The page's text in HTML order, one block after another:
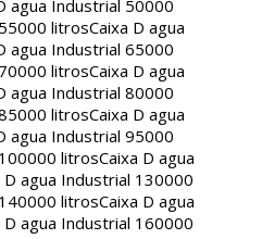
agua Industrial 50000
litrosCaixa D agua
agua Industrial 65000
litrosCaixa D agua
agua Industrial 80000
litrosCaixa D agua
agua Industrial 95000
litrosCaixa D agua
D agua Industrial 130000
litrosCaixa D agua
D agua Industrial 160000